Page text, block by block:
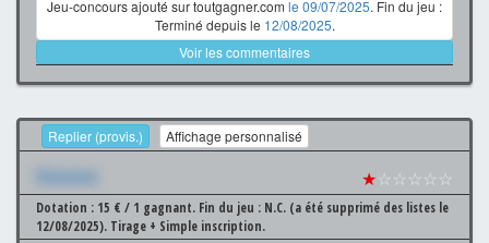
Jeu-concours ajouté sur toutgagner.com le 09/07/2025. Fin du jeu :
Terminé depuis le 12/08/2025.
Voir les commentaires
Replier (provis.) Affichage personnalisé
Xxxxxxx ★☆☆☆☆☆
Dotation : 15 € / 1 gagnant. Fin du jeu : N.C. (a été supprimé des listes le
12/08/2025). Tirage + Simple inscription.